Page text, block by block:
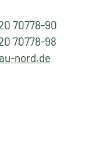
70778-90
70778-98
nord.de